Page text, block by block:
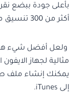
بأعلى جودة ببضع
أكثر من 300 تنسيق ملف
ولعل أفضل شيء
إلى iTunes.